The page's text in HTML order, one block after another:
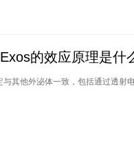
的效应原理是什
与其他外泌体一致，包括通过透射